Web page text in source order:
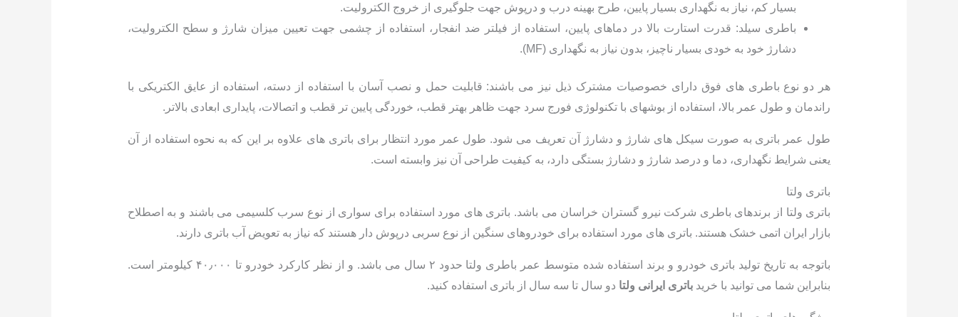
بسیار کم، نیاز به نگهداری بسیار پایین، طرح بهینه درب و درپوش جهت جلوگیری از خروج الکترولیت.
باطری سیلد: قدرت استارت بالا در دماهای پایین، استفاده از فیلتر ضد انفجار، استفاده از چشمی جهت تعیین میزان شارژ و سطح الکترولیت،
دشارژ خود به خودی بسیار ناچیز، بدون نیاز به نگهداری (MF).
هر دو نوع باطری های فوق دارای خصوصیات مشترک ذیل نیز می باشند: قابلیت حمل و نصب آسان با استفاده از دسته، استفاده از عایق الکتریکی با
راندمان و طول عمر بالا، استفاده از بوشهای با تکنولوژی فورج سرد جهت ظاهر بهتر قطب، خوردگی پایین تر قطب و اتصالات، پایداری ابعادی بالاتر.
طول عمر باتری به صورت سیکل های شارژ و دشارژ آن تعریف می شود. طول عمر مورد انتظار برای باتری های علاوه بر این که به نحوه استفاده از آن
یعنی شرایط نگهداری، دما و درصد شارژ و دشارژ بستگی دارد، به کیفیت طراحی آن نیز وابسته است.
باتری ولتا
باتری ولتا از برندهای باطری شرکت نیرو گستران خراسان می باشد. باتری های مورد استفاده برای سواری از نوع سرب کلسیمی می باشند و به اصطلاح
بازار ایران اتمی خشک هستند. باتری های مورد استفاده برای خودروهای سنگین از نوع سربی درپوش دار هستند که نیاز به تعویض آب باتری دارند.
باتوجه به تاریخ تولید باتری خودرو و برند استفاده شده متوسط عمر باطری ولتا حدود ۲ سال می باشد. و از نظر کارکرد خودرو تا ۴۰٫۰۰۰ کیلومتر است.
بنابراین شما می توانید با خرید باتری ایرانی ولتا دو سال تا سه سال از باتری استفاده کنید.